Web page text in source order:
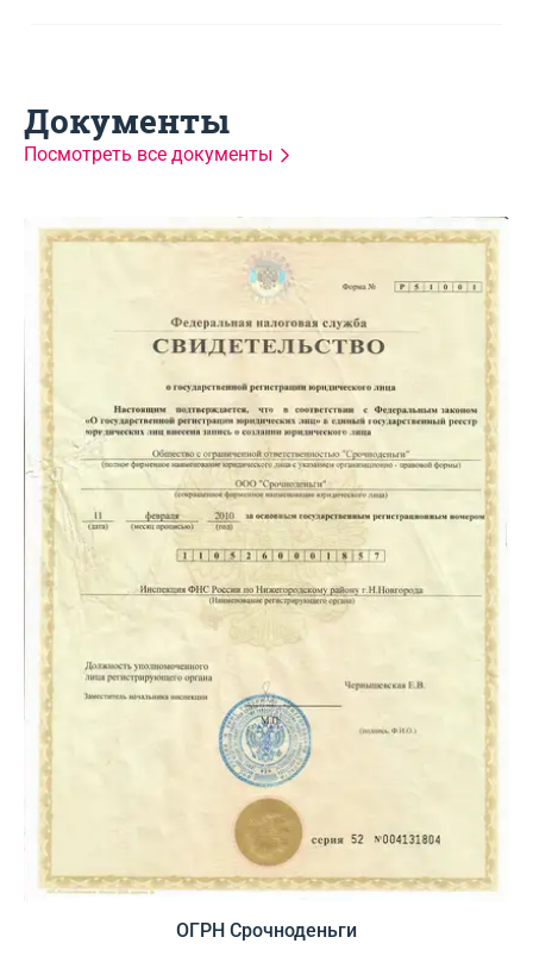
Документы
Посмотреть все документы
ОГРН Срочноденьги